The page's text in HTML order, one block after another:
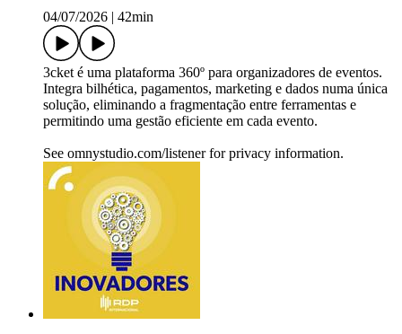
04/07/2026
42min
3cket é uma plataforma 360º para organizadores de eventos.
Integra bilhética, pagamentos, marketing e dados numa única
solução, eliminando a fragmentação entre ferramentas e
permitindo uma gestão eficiente em cada evento.
See omnystudio.com/listener for privacy information.